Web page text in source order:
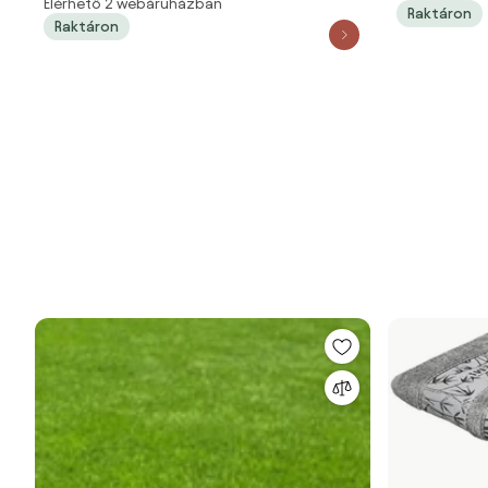
Elérhető 2 webáruházban
Raktáron
Raktáron